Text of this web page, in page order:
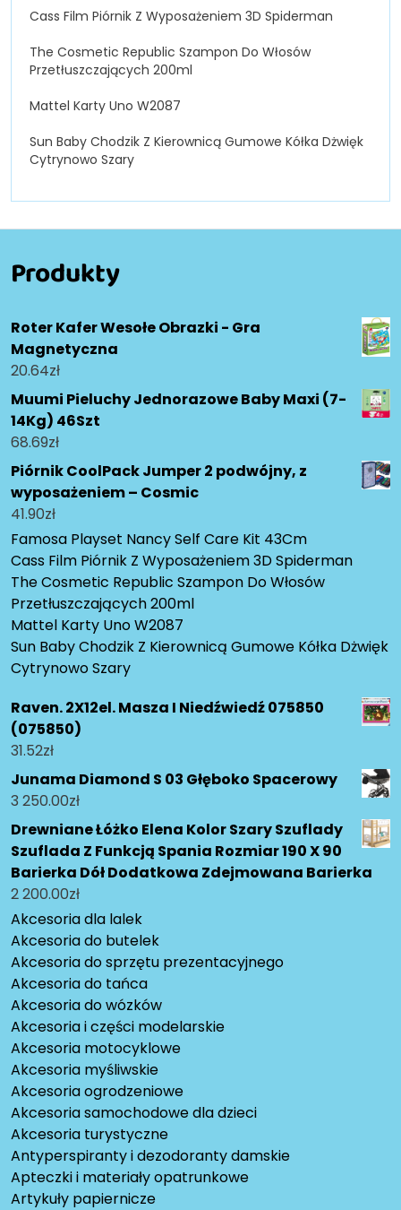
Cass Film Piórnik Z Wyposażeniem 3D Spiderman
The Cosmetic Republic Szampon Do Włosów
Przetłuszczających 200ml
Mattel Karty Uno W2087
Sun Baby Chodzik Z Kierownicą Gumowe Kółka Dżwięk
Cytrynowo Szary
Produkty
Roter Kafer Wesołe Obrazki - Gra
Magnetyczna
20.64zł
Muumi Pieluchy Jednorazowe Baby Maxi (7-
14Kg) 46Szt
68.69zł
Piórnik CoolPack Jumper 2 podwójny, z
wyposażeniem – Cosmic
41.90zł
Famosa Playset Nancy Self Care Kit 43Cm
Cass Film Piórnik Z Wyposażeniem 3D Spiderman
The Cosmetic Republic Szampon Do Włosów
Przetłuszczających 200ml
Mattel Karty Uno W2087
Sun Baby Chodzik Z Kierownicą Gumowe Kółka Dżwięk
Cytrynowo Szary
Raven. 2X12el. Masza I Niedźwiedź 075850
(075850)
31.52zł
Junama Diamond S 03 Głęboko Spacerowy
3 250.00zł
Drewniane Łóżko Elena Kolor Szary Szuflady
Szuflada Z Funkcją Spania Rozmiar 190 X 90
Barierka Dół Dodatkowa Zdejmowana Barierka
2 200.00zł
Akcesoria dla lalek
Akcesoria do butelek
Akcesoria do sprzętu prezentacyjnego
Akcesoria do tańca
Akcesoria do wózków
Akcesoria i części modelarskie
Akcesoria motocyklowe
Akcesoria myśliwskie
Akcesoria ogrodzeniowe
Akcesoria samochodowe dla dzieci
Akcesoria turystyczne
Antyperspiranty i dezodoranty damskie
Apteczki i materiały opatrunkowe
Artykuły papiernicze